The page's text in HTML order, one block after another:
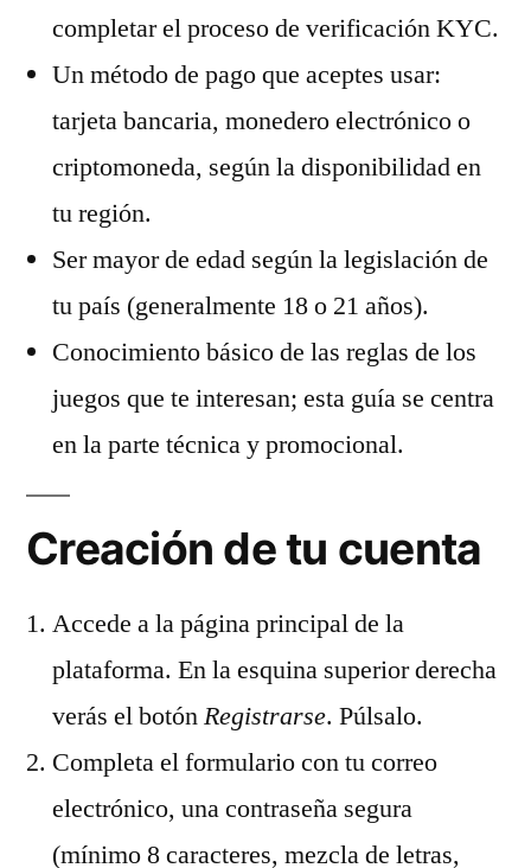
completar el proceso de verificación KYC.
Un método de pago que aceptes usar:
tarjeta bancaria, monedero electrónico o
criptomoneda, según la disponibilidad en
tu región.
Ser mayor de edad según la legislación de
tu país (generalmente 18 o 21 años).
Conocimiento básico de las reglas de los
juegos que te interesan; esta guía se centra
en la parte técnica y promocional.
Creación de tu cuenta
Accede a la página principal de la
plataforma. En la esquina superior derecha
verás el botónRegistrarse. Púlsalo.
Completa el formulario con tu correo
electrónico, una contraseña segura
(mínimo 8 caracteres, mezcla de letras,